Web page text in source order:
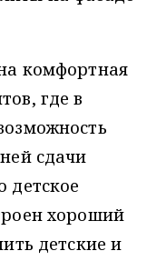
комфортная
где в
сдачи
детское
хороший
детские и